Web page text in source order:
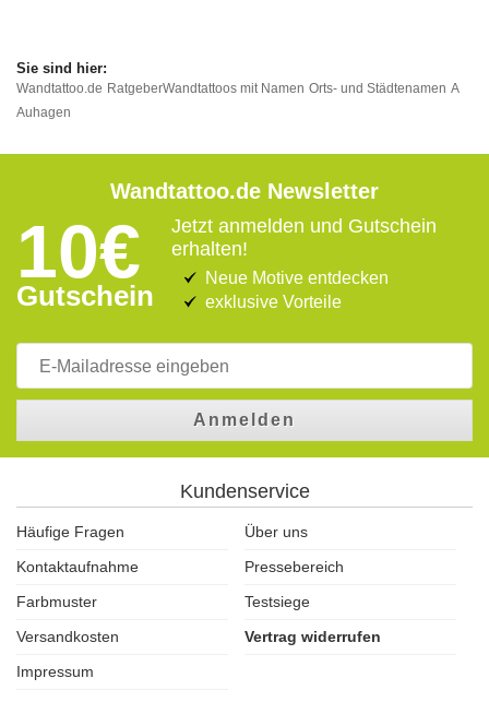
Wandtattoo.de RatgeberWandtattoos mit Namen Orts- und Städtenamen A
Auhagen
Wandtattoo.de Newsletter
10€
Gutschein
Jetzt anmelden und Gutschein
erhalten!
Neue Motive entdecken
exklusive Vorteile
Anmelden
Kundenservice
Häufige Fragen
Über uns
Kontaktaufnahme
Pressebereich
Farbmuster
Testsiege
Versandkosten
Vertrag widerrufen
Impressum